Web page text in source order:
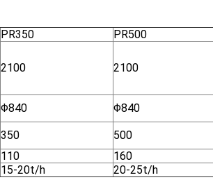
PR350 PR500
2100 2100
Φ840 Φ840
350 500
110 160
15-20t/h 20-25t/h